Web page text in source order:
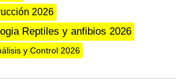
2026
Reptiles y anfibios 2026
y Control 2026